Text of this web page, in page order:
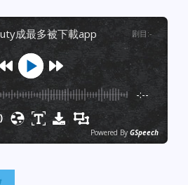
成最多被下載app 剧目 :-
-:--
Powered By GSpeech